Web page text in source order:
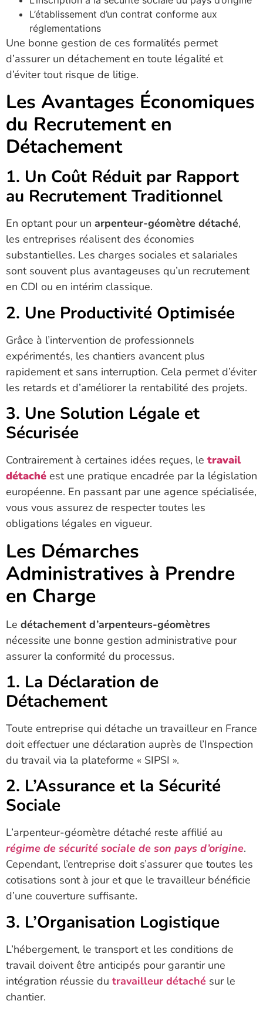
L’établissement d’un contrat conforme aux
réglementations
Une bonne gestion de ces formalités permet
d’assurer un détachement en toute légalité et
d’éviter tout risque de litige.
Les Avantages Économiques
du Recrutement en
Détachement
1. Un Coût Réduit par Rapport
au Recrutement Traditionnel
En optant pour un arpenteur-géomètre détaché,
les entreprises réalisent des économies
substantielles. Les charges sociales et salariales
sont souvent plus avantageuses qu’un recrutement
en CDI ou en intérim classique.
2. Une Productivité Optimisée
Grâce à l’intervention de professionnels
expérimentés, les chantiers avancent plus
rapidement et sans interruption. Cela permet d’éviter
les retards et d’améliorer la rentabilité des projets.
3. Une Solution Légale et
Sécurisée
Contrairement à certaines idées reçues, letravail
détaché est une pratique encadrée par la législation
européenne. En passant par une agence spécialisée,
vous vous assurez de respecter toutes les
obligations légales en vigueur.
Les Démarches
Administratives à Prendre
en Charge
Le détachement d’arpenteurs-géomètres
nécessite une bonne gestion administrative pour
assurer la conformité du processus.
1. La Déclaration de
Détachement
Toute entreprise qui détache un travailleur en France
doit effectuer une déclaration auprès de l’Inspection
du travail via la plateforme « SIPSI ».
2. L’Assurance et la Sécurité
Sociale
L’arpenteur-géomètre détaché reste affilié au
régime de sécurité sociale de son pays d’origine.
Cependant, l’entreprise doit s’assurer que toutes les
cotisations sont à jour et que le travailleur bénéficie
d’une couverture suffisante.
3. L’Organisation Logistique
L’hébergement, le transport et les conditions de
travail doivent être anticipés pour garantir une
intégration réussie du travailleur détaché sur le
chantier.